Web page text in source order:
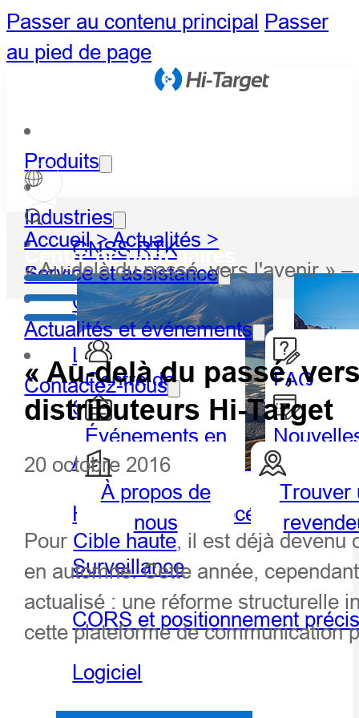
Passer au contenu principal Passer
au pied de page
Produits
GNSS RTK
Optique
LiDAR
SIG portable et tablette
Agriculture de précision
Hydrographie et océanographie
Surveillance
CORS et positionnement
Logiciel
Industries
Géospatiale
Service et assistance
Centre de
partenaires
FAQ
Actualités et événements
Événements en
vedette
Contactez-nous
À propos de
nous
Trouver
Centre de partenaires
Accueil >Actualités >
« Au-delà du passé, vers l'avenir »
« Au-delà du passé,
distributeurs Hi-Target
20 octobre 2016
Pour Cible haute, il est déjà devenu
en automne. Cette année,
actualisé : une réforme structurelle
cette plateforme de communication